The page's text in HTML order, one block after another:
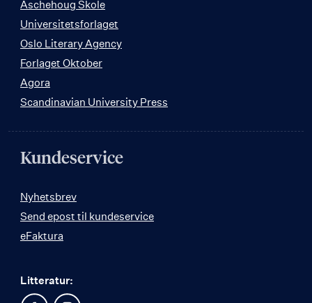
Aschehoug Skole
Universitetsforlaget
Oslo Literary Agency
Forlaget Oktober
Agora
Scandinavian University Press
Kundeservice
Nyhetsbrev
Send epost til kundeservice
eFaktura
Litteratur: